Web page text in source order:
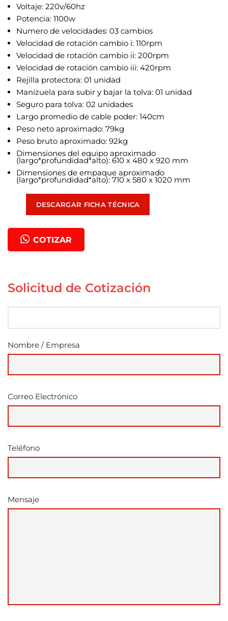
Voltaje: 220v/60hz
Potencia: 1100w
Numero de velocidades: 03 cambios
Velocidad de rotación cambio i: 110rpm
Velocidad de rotación cambio ii: 200rpm
Velocidad de rotación cambio iii: 420rpm
Rejilla protectora: 01 unidad
Manizuela para subir y bajar la tolva: 01 unidad
Seguro para tolva: 02 unidades
Largo promedio de cable poder: 140cm
Peso neto aproximado: 79kg
Peso bruto aproximado: 92kg
Dimensiones del equipo aproximado
(largo*profundidad*alto): 610 x 480 x 920 mm
Dimensiones de empaque aproximado
(largo*profundidad*alto): 710 x 580 x 1020 mm
DESCARGAR FICHA TÉCNICA
COTIZAR
Solicitud de Cotización
Nombre / Empresa
Correo Electrónico
Teléfono
Mensaje